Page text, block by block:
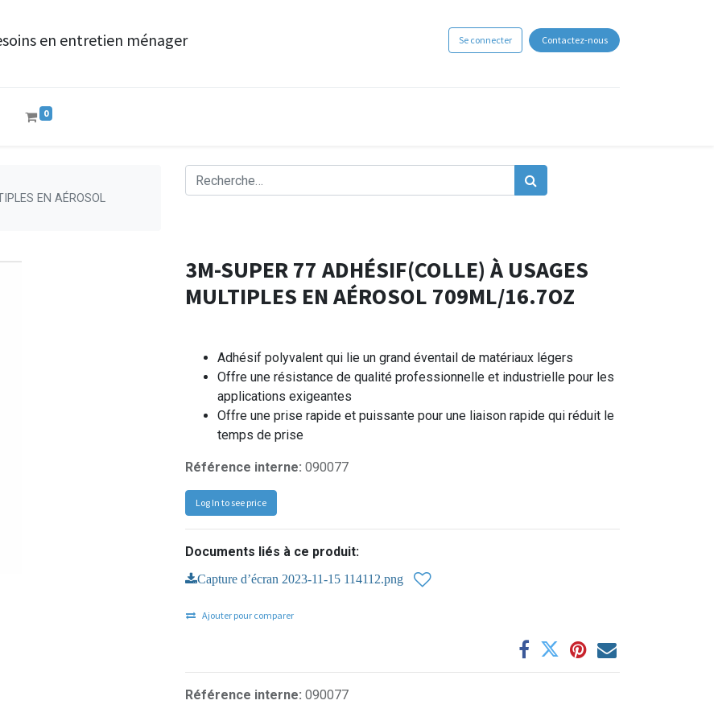
en entretien ménager Se connecter Contactez-nous
0
EN AÉROSOL
3M-SUPER 77 ADHÉSIF(COLLE) À USAGES
MULTIPLES EN AÉROSOL 709ML/16.7OZ
Adhésif polyvalent qui lie un grand éventail de matériaux légers
Offre une résistance de qualité professionnelle et industrielle pour les
applications exigeantes
Offre une prise rapide et puissante pour une liaison rapide qui réduit le
temps de prise
Référence interne: 090077
Log In to see price
Documents liés à ce produit:
Capture d’écran 2023-11-15 114112.png
Ajouter pour comparer
Référence interne: 090077